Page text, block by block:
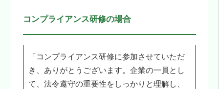
コンプライアンス研修の場合
「コンプライアンス研修に参加させていただ
き、ありがとうございます。企業の一員とし
て、法令遵守の重要性をしっかりと理解し、